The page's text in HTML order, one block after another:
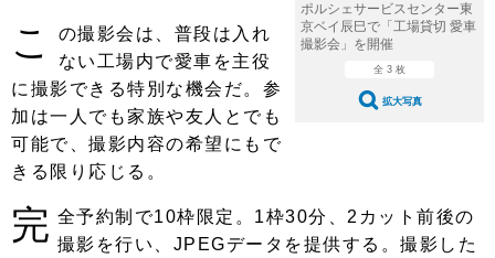
ストップ 不具合修理＆粗悪修理
カーメーカー「旧車」関連プロジェ
クト
コラム
ショップ紹介
ショップレポート プロショップ検索
レストア
カーメーカー「旧車」関連プロジ
ェクト
コラム
イベント
イベント告知
ポルシェサービスセンター東
京ベイ辰巳で「工場貸切 愛車
撮影会」を開催
全 3 枚
拡大写真
こ
の撮影会は、普段は入れ
ない工場内で愛車を主役
に撮影できる特別な機会だ。参
加は一人でも家族や友人とでも
可能で、撮影内容の希望にもで
きる限り応じる。
完 全予約制で10枠限定。1枠30分、2カット前後の
撮影を行い、JPEGデータを提供する。撮影した